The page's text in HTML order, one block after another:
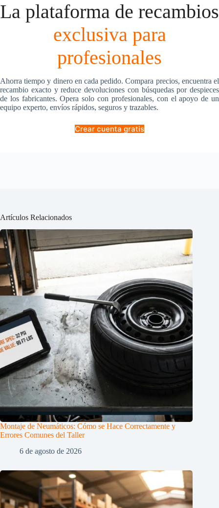
La plataforma de recambios
exclusiva para
profesionales
Ahorra tiempo y dinero en cada pedido. Compara precios, encuentra el
recambio exacto y reduce devoluciones con búsquedas por despieces
de los fabricantes. Opera solo con profesionales, con el apoyo de un
equipo experto, envíos rápidos, seguros y trazables.
Crear cuenta gratis
Artículos Relacionados
Montaje de Neumáticos: Cómo se Hace Correctamente y
Errores Comunes del Taller
6 de agosto de 2026